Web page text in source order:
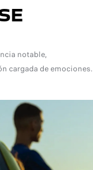
notable,
cargada de emociones.